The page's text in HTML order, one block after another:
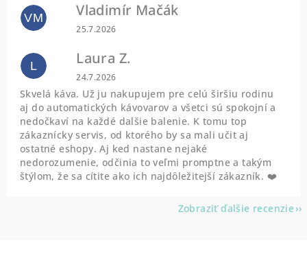
VM Vladimír Mačák
Hodnotenie obchodu je 5 z 5 hviezdičiek.
25.7.2026
L Laura Z.
Hodnotenie obchodu je 5 z 5 hviezdičiek.
24.7.2026
Skvelá káva. Už ju nakupujem pre celú širšiu rodinu
aj do automatických kávovarov a všetci sú spokojní a
nedočkaví na každé dalšie balenie. K tomu top
zákaznícky servis, od ktorého by sa mali učit aj
ostatné eshopy. Aj ked nastane nejaké
nedorozumenie, odčinia to veľmi promptne a takým
štýlom, že sa cítite ako ich najdôležitejší zákazník. ❤️
Zobraziť ďalšie recenzie